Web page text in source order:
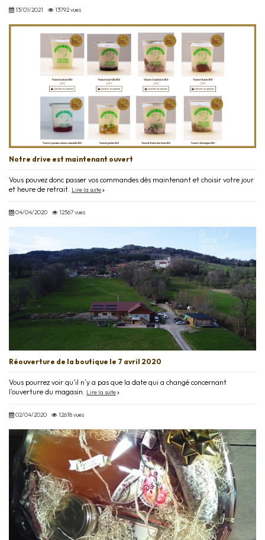
13/01/2021 13792 vues
Notre drive est maintenant ouvert
Vous pouvez donc passer vos commandes dès maintenant et choisir votre jour
et heure de retrait. Lire la suite
04/04/2020 12567 vues
Réouverture de la boutique le 7 avril 2020
Vous pourrez voir qu'il n’y a pas que la date qui a changé concernant
l’ouverture du magasin. Lire la suite
02/04/2020 12618 vues